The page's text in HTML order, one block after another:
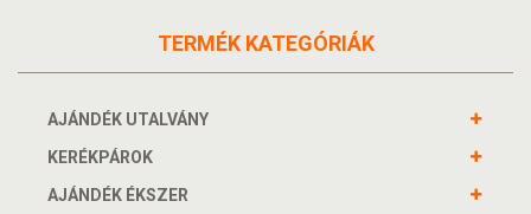
TERMÉK KATEGÓRIÁK
AJÁNDÉK UTALVÁNY
KERÉKPÁROK
AJÁNDÉK ÉKSZER